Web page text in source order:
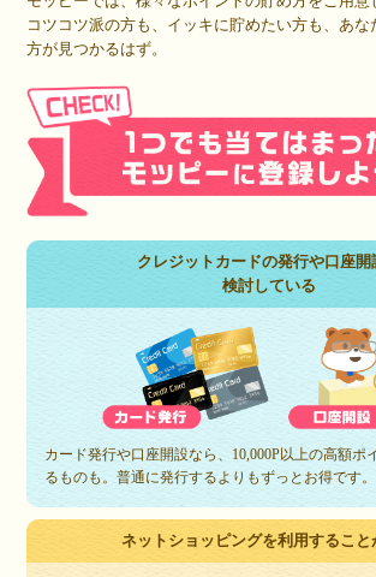
コツコツ派の方も、イッキに貯めたい方も、あな
方が見つかるはず。
クレジットカードの発行や口座開
検討している
カード発行や口座開設なら、10,000P以上の高額ポ
るものも。普通に発行するよりもずっとお得です。
ネットショッピングを利用すること